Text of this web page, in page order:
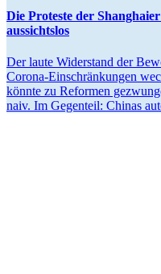
Die Proteste der
aussichtslos
Der laute Wider­stand der
Corona-Einschrän­­kungen
könnte zu Reformen
naiv. Im Gegenteil: Chinas